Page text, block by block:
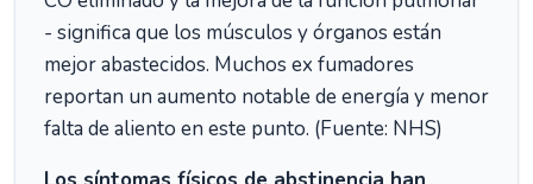
- significa que los músculos y órganos están
mejor abastecidos. Muchos ex fumadores
reportan un aumento notable de energía y menor
falta de aliento en este punto. (Fuente: NHS)